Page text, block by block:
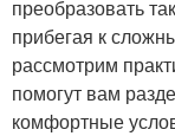
преобразовать
прибегая к
рассмотрим
помогут вам
комфортные